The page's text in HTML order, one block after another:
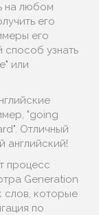
на любом
его
его
способ узнать
или
"going
Отличный
английский!
процесс
Generation
слов, которые
по